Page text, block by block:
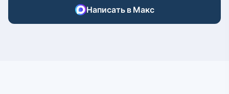
Написать в Макс